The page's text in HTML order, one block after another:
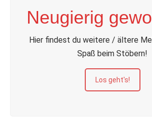
Neugierig
Hier findest du weitere / ältere
Spaß beim Stöbern!
Los geht's!